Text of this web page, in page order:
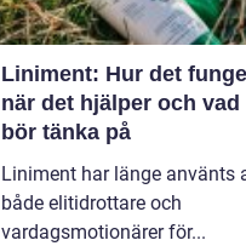
Liniment: Hur det
när det hjälper och vad
bör tänka på
Liniment har länge använts
både elitidrottare och
vardagsmotionärer för...